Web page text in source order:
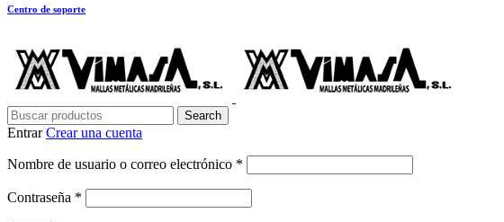
Centro de soporte
Search
EntrarCrear una cuenta
Nombre de usuario o correo electrónico *
Contraseña *